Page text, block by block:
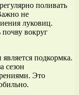
поливать
не
луковиц.
почву вокруг
подкормка.
сезон
Это